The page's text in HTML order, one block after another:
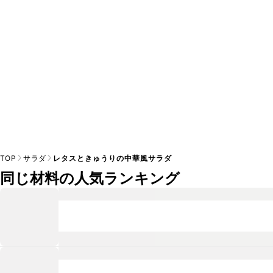
TOP サラダ レタスときゅうりの中華風サラダ
同じ材料の人気ランキング